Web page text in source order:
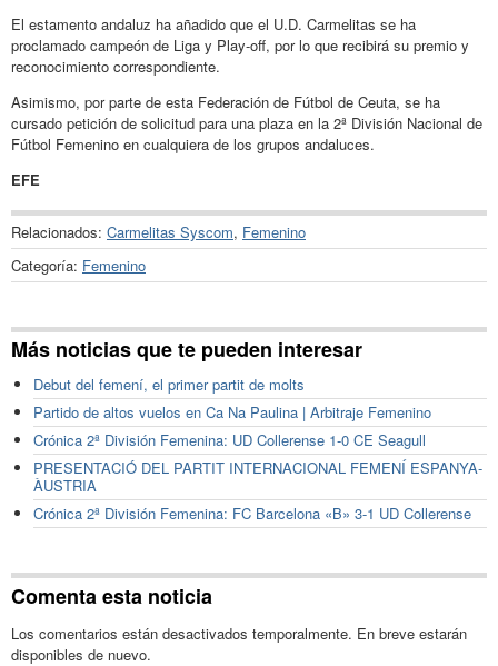
El estamento andaluz ha añadido que el U.D. Carmelitas se ha
proclamado campeón de Liga y Play-off, por lo que recibirá su premio y
reconocimiento correspondiente.
Asimismo, por parte de esta Federación de Fútbol de Ceuta, se ha
cursado petición de solicitud para una plaza en la 2ª División Nacional de
Fútbol Femenino en cualquiera de los grupos andaluces.
EFE
Relacionados: Carmelitas Syscom, Femenino
Categoría: Femenino
Más noticias que te pueden interesar
Debut del femení, el primer partit de molts
Partido de altos vuelos en Ca Na Paulina | Arbitraje Femenino
Crónica 2ª División Femenina: UD Collerense 1-0 CE Seagull
PRESENTACIÓ DEL PARTIT INTERNACIONAL FEMENÍ ESPANYA-
ÀUSTRIA
Crónica 2ª División Femenina: FC Barcelona «B» 3-1 UD Collerense
Comenta esta noticia
Los comentarios están desactivados temporalmente. En breve estarán
disponibles de nuevo.